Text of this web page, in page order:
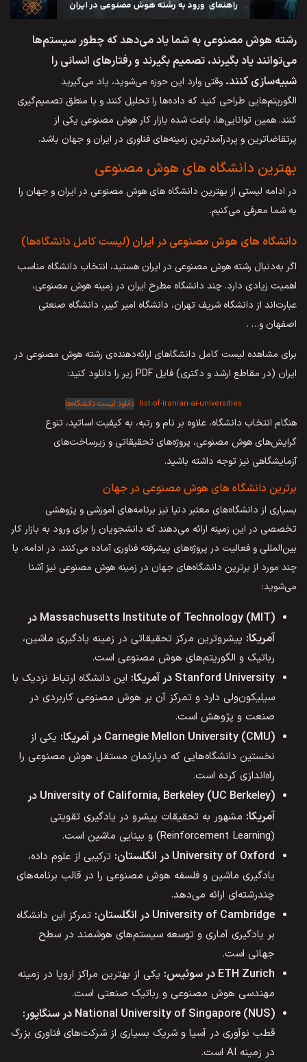
رشته هوش مصنوعی به شما یاد می‌دهد که چطور سیستم‌ها
می‌توانند یاد بگیرند، تصمیم بگیرند و رفتارهای انسانی را
شبیه‌سازی کنند. وقتی وارد این حوزه می‌شوید، یاد می‌گیرید
الگوریتم‌هایی طراحی کنید که داده‌ها را تحلیل کنند و با منطق تصمیم‌گیری
کنند. همین توانایی‌ها، باعث شده بازار کار هوش مصنوعی یکی از
پرتقاضاترین و پردرآمدترین زمینه‌های فناوری در ایران و جهان باشد.
بهترین دانشگاه‌ های هوش مصنوعی
در ادامه لیستی از بهترین دانشگاه های هوش مصنوعی در ایران و جهان را
به شما معرفی می‌کنیم.
دانشگاه های هوش مصنوعی در ایران (لیست کامل دانشگاه‌ها)
اگر به‌دنبال رشته هوش مصنوعی در ایران هستید، انتخاب دانشگاه مناسب
اهمیت زیادی دارد. چند دانشگاه مطرح ایران در زمینه هوش مصنوعی،
عبارت‌اند از دانشگاه شریف تهران، دانشگاه امیر کبیر، دانشگاه صنعتی
اصفهان و… .
برای مشاهده لیست کامل دانشگا‌های ارائه‌دهنده‌ی رشته هوش مصنوعی در
ایران (در مقاطع ارشد و دکتری) فایل PDF زیر را دانلود کنید:
list-of-iranian-ai-universities دانلود لیست دانشگاه‌ها
هنگام انتخاب دانشگاه، علاوه بر نام و رتبه، به کیفیت اساتید، تنوع
گرایش‌های هوش مصنوعی، پروژه‌های تحقیقاتی و زیرساخت‌های
آزمایشگاهی نیز توجه داشته باشید.
برترین دانشگاه های هوش مصنوعی در جهان
بسیاری از دانشگاه‌های معتبر دنیا نیز برنامه‌های آموزشی و پژوهشی
تخصصی در این زمینه ارائه می‌دهند که دانشجویان را برای ورود به بازار کار
بین‌المللی و فعالیت در پروژه‌های پیشرفته فناوری آماده می‌کنند. در ادامه، با
چند مورد از برترین دانشگاه‌های جهان در زمینه هوش مصنوعی نیز آشنا
می‌شوید:
Massachusetts Institute of Technology (MIT) در
آمریکا: پیشروترین مرکز تحقیقاتی در زمینه یادگیری ماشین،
رباتیک و الگوریتم‌های هوش مصنوعی است.
Stanford University در آمریکا:
این دانشگاه ارتباط نزدیک با
سیلیکون‌ولی دارد و تمرکز آن بر هوش مصنوعی کاربردی در
صنعت و پژوهش است.
Carnegie Mellon University (CMU) در آمریکا:
یکی از
نخستین دانشگاه‌هایی که دپارتمان مستقل هوش مصنوعی را
راه‌اندازی کرده است.
University of California, Berkeley (UC Berkeley) در
آمریکا: مشهور به تحقیقات پیشرو در یادگیری تقویتی
(Reinforcement Learning) و بینایی ماشین است.
University of Oxford در انگلستان:
ترکیبی از علوم داده،
یادگیری ماشین و فلسفه هوش مصنوعی را در قالب برنامه‌های
چندرشته‌ای ارائه می‌دهد.
University of Cambridge در انگلستان:
تمرکز این دانشگاه
بر یادگیری آماری و توسعه سیستم‌های هوشمند در سطح
جهانی است.
ETH Zurich در سوئیس:
یکی از بهترین مراکز اروپا در زمینه
مهندسی هوش مصنوعی و رباتیک صنعتی است.
National University of Singapore (NUS) در سنگاپور:
قطب نوآوری در آسیا و شریک بسیاری از شرکت‌های فناوری بزرگ
در زمینه AI است.